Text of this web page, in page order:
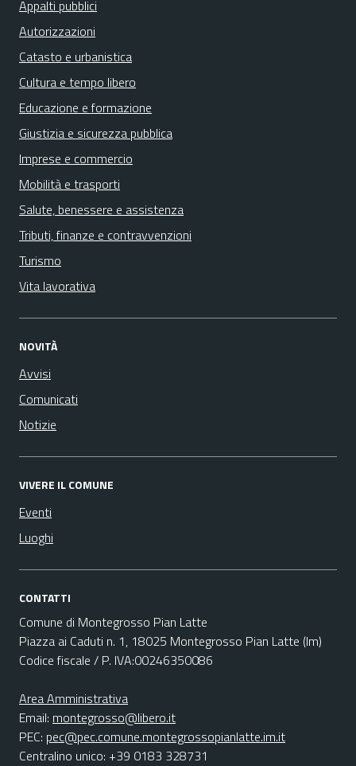
Appalti pubblici
Autorizzazioni
Catasto e urbanistica
Cultura e tempo libero
Educazione e formazione
Giustizia e sicurezza pubblica
Imprese e commercio
Mobilità e trasporti
Salute, benessere e assistenza
Tributi, finanze e contravvenzioni
Turismo
Vita lavorativa
NOVITÀ
Avvisi
Comunicati
Notizie
VIVERE IL COMUNE
Eventi
Luoghi
CONTATTI
Comune di Montegrosso Pian Latte
Piazza ai Caduti n. 1, 18025 Montegrosso Pian Latte (Im)
Codice fiscale / P. IVA:00246350086
Area Amministrativa
Email: montegrosso@libero.it
PEC: pec@pec.comune.montegrossopianlatte.im.it
Centralino unico: +39 0183 328731